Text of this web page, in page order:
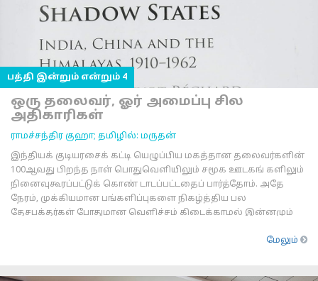
பத்தி இன்றும் என்றும் 4
ஒரு தலைவர், ஓர் அமைப்பு சில
அதிகாரிகள்
ராமச்சந்திர குஹா; தமிழில்: மருதன்
இந்தியக் குடியரசைக் கட்டி யெழுப்பிய மகத்தான தலைவர்களின்
100ஆவது பிறந்த நாள் பொதுவெளியிலும் சமூக ஊடகங் களிலும்
நினைவுகூரப்பட்டுக் கொண் டாடப்பட்டதைப் பார்த்தோம். அதே
நேரம், முக்கியமான பங்களிப்புகளை நிகழ்த்திய பல
தேசபக்தர்கள் போதுமான வெளிச்சம் கிடைக்காமல் இன்னமும்
மேலும்